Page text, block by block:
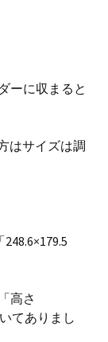
ーに収まると
はサイズは調
高さ
てありまし